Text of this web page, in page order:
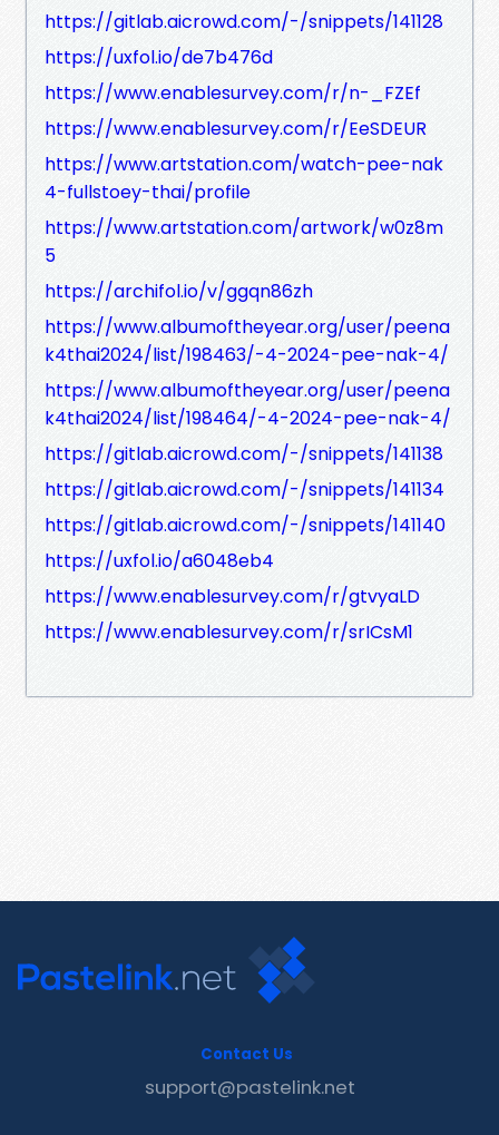
https://gitlab.aicrowd.com/-/snippets/141128
https://uxfol.io/de7b476d
https://www.enablesurvey.com/r/n-_FZEf
https://www.enablesurvey.com/r/EeSDEUR
https://www.artstation.com/watch-pee-nak
4-fullstoey-thai/profile
https://www.artstation.com/artwork/w0z8m
5
https://archifol.io/v/ggqn86zh
https://www.albumoftheyear.org/user/peena
k4thai2024/list/198463/-4-2024-pee-nak-4/
https://www.albumoftheyear.org/user/peena
k4thai2024/list/198464/-4-2024-pee-nak-4/
https://gitlab.aicrowd.com/-/snippets/141138
https://gitlab.aicrowd.com/-/snippets/141134
https://gitlab.aicrowd.com/-/snippets/141140
https://uxfol.io/a6048eb4
https://www.enablesurvey.com/r/gtvyaLD
https://www.enablesurvey.com/r/srICsM1
Contact Us
support@pastelink.net